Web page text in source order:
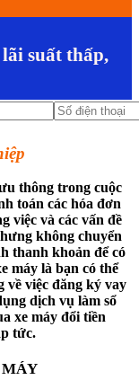
suất thấp,
thông trong cuộc
toán các hóa đơn
việc và các vấn đề
không chuyển
thanh khoản để có
máy là bạn có thể
về việc đăng ký vay
dịch vụ làm sổ
xe máy đổi tiền
tức.
MÁY